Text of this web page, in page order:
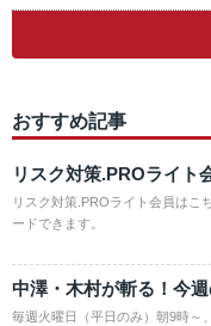
おすすめ記事
リスク対策.PROライト
リスク対策.PROライト会員はこ
ードできます。
中澤・木村が斬る！今
毎週火曜日（平日のみ）朝9時